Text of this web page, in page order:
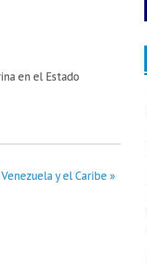
en el Estado
y el Caribe »